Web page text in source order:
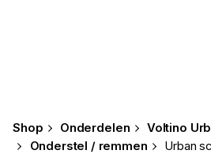
Shop Onderdelen
Voltino
Onderstel / remmen
Urban